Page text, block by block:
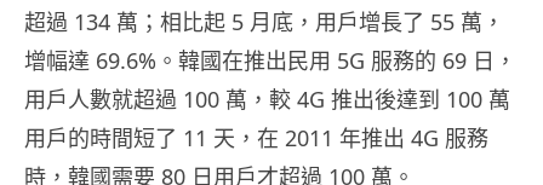
超過 134 萬；相比起 5 月底，用戶增長了 55 萬，
增幅達 69.6%。韓國在推出民用 5G 服務的 69 日，
用戶人數就超過 100 萬，較 4G 推出後達到 100 萬
用戶的時間短了 11 天，在 2011 年推出 4G 服務
時，韓國需要 80 日用戶才超過 100 萬。